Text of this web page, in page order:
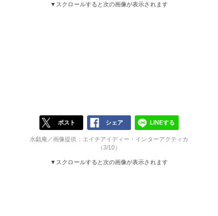
▼スクロールすると次の画像が表示されます
ポスト シェア LINEする
水戯庵／画像提供：エイチアイディー・インターアクティカ
（3/10）
▼スクロールすると次の画像が表示されます